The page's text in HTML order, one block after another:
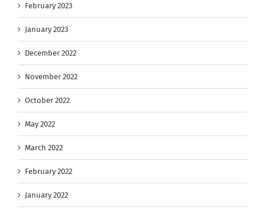
February 2023
January 2023
December 2022
November 2022
October 2022
May 2022
March 2022
February 2022
January 2022